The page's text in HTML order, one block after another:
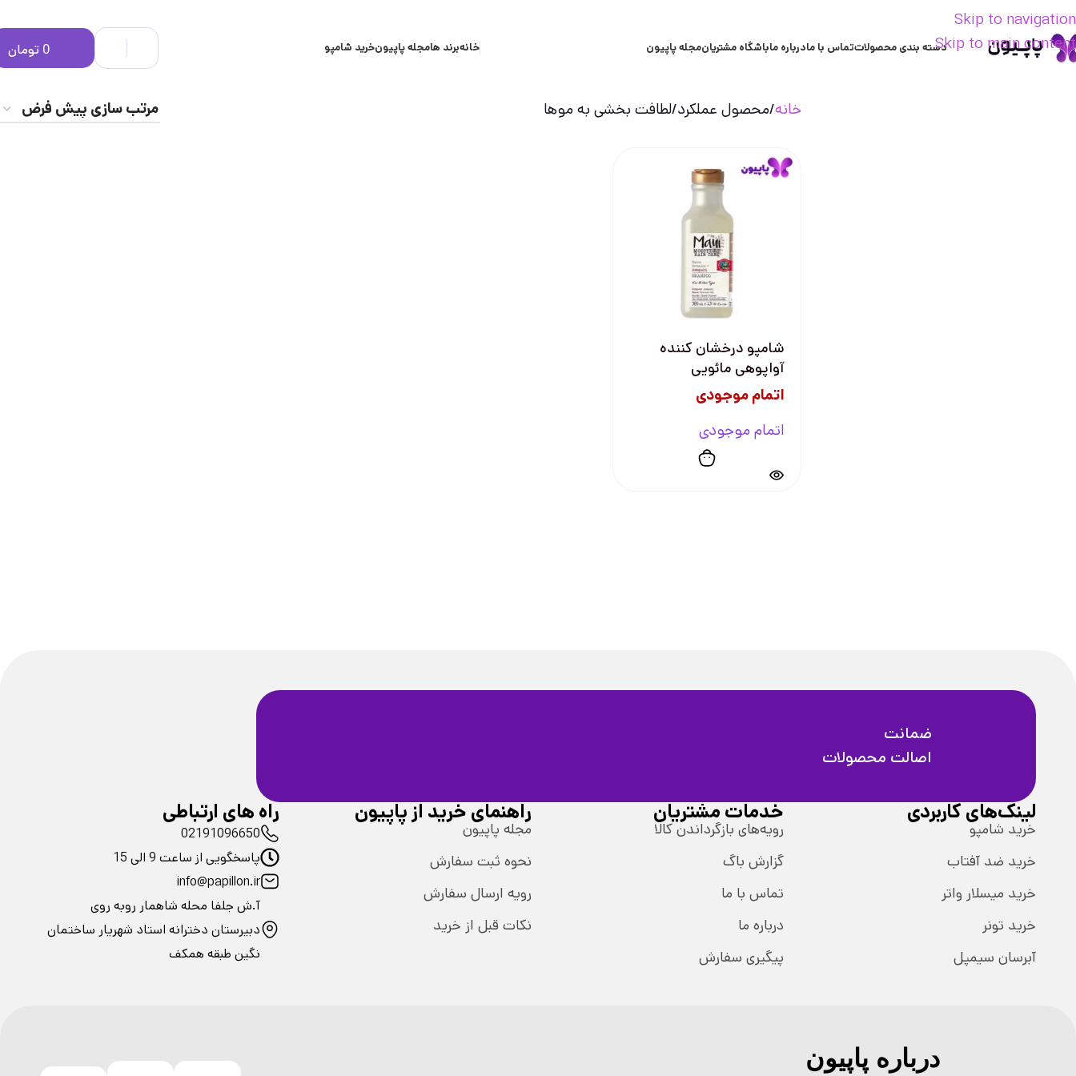
Skip to navigation
Skip to main contentدسته بندی محصولاتتماس با مادرباره ماباشگاه مشتریانمجله پاپیون خانهبرند هامجله پاپیونخرید شامپو 0 تومان
خانه محصول عملکرد لطافت بخشی به موها
شامپو درخشان کننده
آواپوهی مائویی
اتمام موجودی
اتمام موجودی
ضمانت
اصالت محصولات
لینک‌های کاربردی
خرید شامپو
خرید ضد آفتاب
خرید میسلار واتر
خرید تونر
آبرسان سیمپل
خدمات مشتریان
رویه‌های بازگرداندن کالا
گزارش باگ
تماس با ما
درباره ما
پیگیری سفارش
راهنمای خرید از پاپیون
مجله پاپیون
نحوه ثبت سفارش
رویه ارسال سفارش
نکات قبل از خرید
راه های ارتباطی
02191096650
پاسخگویی از ساعت 9 الی 15
info@papillon.ir
آ.ش جلفا محله شاهمار روبه روی
دبیرستان دخترانه استاد شهریار ساختمان
نگین طبقه همکف
درباره پاپیون